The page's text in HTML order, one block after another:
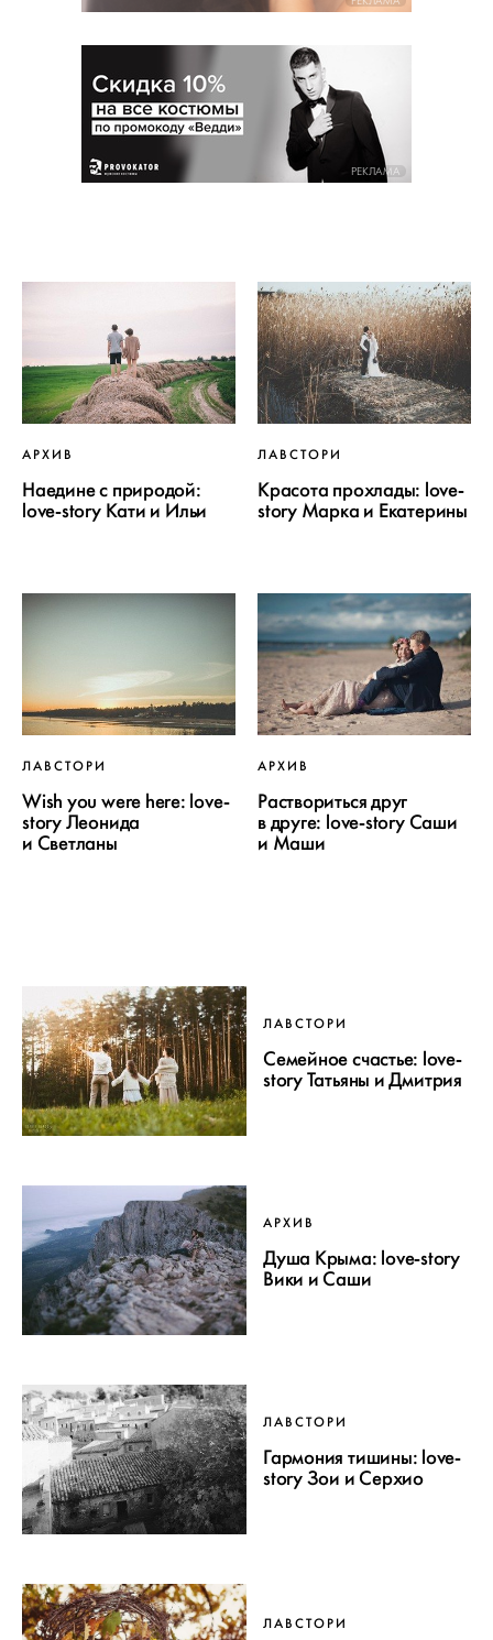
РЕКЛАМА
АРХИВ
Наедине с природой:
love-story Кати и Ильи
ЛАВСТОРИ
Красота прохлады: love-
story Марка и Екатерины
ЛАВСТОРИ
Wish you were here: love-
story Леонида
и Светланы
АРХИВ
Раствориться друг
в друге: love-story Саши
и Маши
ЛАВСТОРИ
Семейное счастье: love-
story Татьяны и Дмитрия
АРХИВ
Душа Крыма: love-story
Вики и Саши
ЛАВСТОРИ
Гармония тишины: love-
story Зои и Серхио
ЛАВСТОРИ